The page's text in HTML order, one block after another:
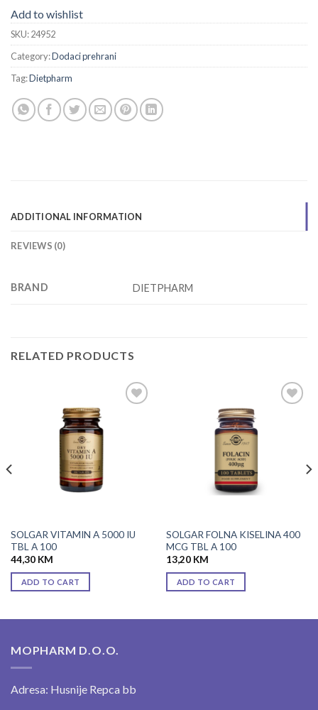
Add to wishlist
SKU:24952
Category:Dodaci prehrani
Tag:Dietpharm
ADDITIONAL INFORMATION
REVIEWS (0)
BRAND DIETPHARM
RELATED PRODUCTS
SOLGAR VITAMIN A 5000 IU
TBL A 100
44,30 KM
ADD TO CART
SOLGAR FOLNA KISELINA 400
MCG TBL A 100
13,20 KM
ADD TO CART
MOPHARM D.O.O.
Adresa: Husnije Repca bb